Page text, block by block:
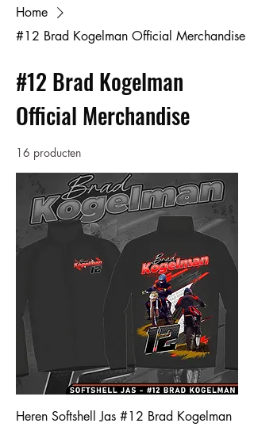
Home
#12 Brad Kogelman Official Merchandise
#12 Brad Kogelman
Official Merchandise
16 producten
Heren Softshell Jas #12 Brad Kogelman